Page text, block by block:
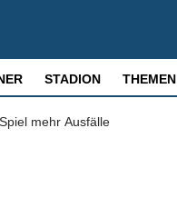
STADION THEMEN
mehr Ausfälle